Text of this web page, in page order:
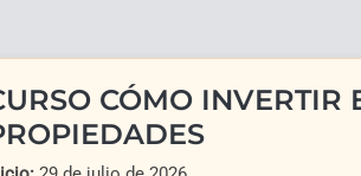
CÓMO INVERTIR